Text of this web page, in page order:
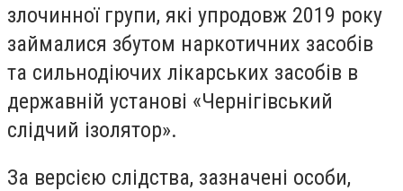
злочинної групи, які упродовж 2019 року
займалися збутом наркотичних засобів
та сильнодіючих лікарських засобів в
державній установі «Чернігівський
слідчий ізолятор».
За версією слідства, зазначені особи,